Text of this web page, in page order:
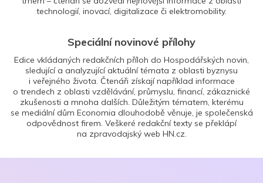
technologií, inovací, digitalizace či elektromobility.
Speciální novinové přílohy
Edice vkládaných redakčních příloh do Hospodářských novin,
sledující a analyzující aktuální témata z oblasti byznysu
i veřejného života. Čtenáři získají například informace
o trendech z oblasti vzdělávání, průmyslu, financí, zákaznické
zkušenosti a mnoha dalších. Důležitým tématem, kterému
se mediální dům Economia dlouhodobě věnuje, je společenská
odpovědnost firem. Veškeré redakční texty se překlápí
na zpravodajský web HN.cz.